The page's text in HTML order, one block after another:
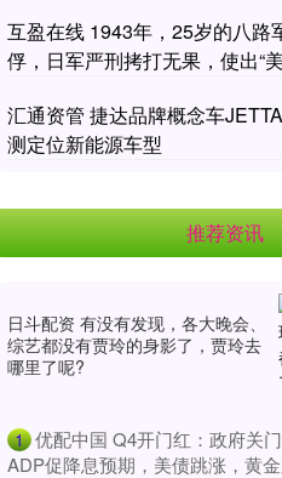
互盈在线 1943年，25岁的八路
俘，日军严刑拷打无果，使出“美
汇通资管 捷达品牌概念车
测定位新能源车型
推荐资讯
日斗配资 有没有发现，各大晚会、
综艺都没有贾玲的身影了，贾玲去
哪里了呢?
1 优配中国 Q4开门红：政府关
ADP促降息预期，美债跳涨，黄